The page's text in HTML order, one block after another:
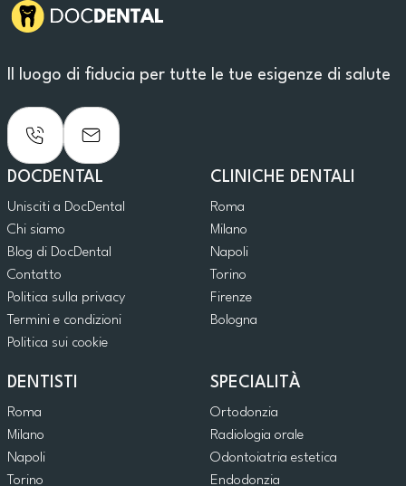
Il luogo di fiducia per tutte le tue esigenze di salute
DOCDENTAL
Unisciti a DocDental
Chi siamo
Blog di DocDental
Contatto
Politica sulla privacy
Termini e condizioni
Politica sui cookie
CLINICHE DENTALI
Roma
Milano
Napoli
Torino
Firenze
Bologna
DENTISTI
Roma
Milano
Napoli
Torino
SPECIALITÀ
Ortodonzia
Radiologia orale
Odontoiatria estetica
Endodonzia